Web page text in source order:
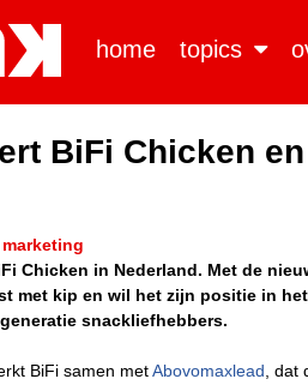
home topics
BiFi Chicken
marketing
Chicken in Nederland. Met de
met kip en wil het zijn positie in
snackliefhebbers.
BiFi samen metAbovomaxlead ,